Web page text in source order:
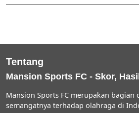
Tentang
Mansion Sports FC - Skor,
Mansion Sports FC merupakan
semangatnya terhadap olahraga di